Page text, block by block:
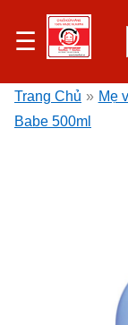
☰
Trang Chủ » Mẹ
Babe 500ml